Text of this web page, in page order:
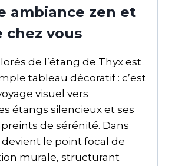
ambiance zen et
chez vous
de l’étang de Thyx est
tableau décoratif : c’est
visuel vers
étangs silencieux et ses
de sérénité. Dans
devient le point focal de
murale, structurant